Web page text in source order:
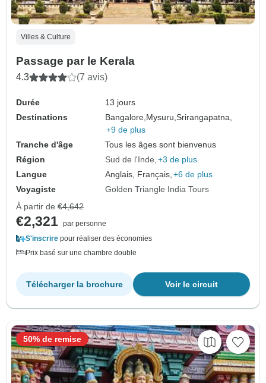
Villes & Culture
Passage par le Kerala
4.3 (7 avis)
Durée
13 jours
Destinations
Bangalore, Mysuru,Srirangapatna,
+9 de plus
Tranche d'âge
Tous les âges sont bienvenus
Région
Sud de l'Inde +3 de plus
Langue
Anglais, Français, +6 de plus
Voyagiste
Golden Triangle India Tours
À partir de €4,642
€2,321 par personne
S'inscrire pour réaliser des économies
Prix basé sur une chambre double
Voir le circuit
Télécharger la brochure
50% de remise